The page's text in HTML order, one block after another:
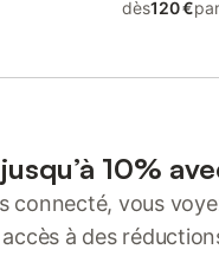
dès120 €
10%
connecté, vous
à des